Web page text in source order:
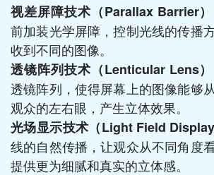
视差屏障技术（Parallax Barrier）
前加装光学屏障，控制光线的传播
收到不同的图像。
透镜阵列技术（Lenticular Lens）
透镜阵列，使得屏幕上的图像能够
观众的左右眼，产生立体效果。
光场显示技术（Light Field Display
线的自然传播，让观众从不同角度
提供更为细腻和真实的立体感。